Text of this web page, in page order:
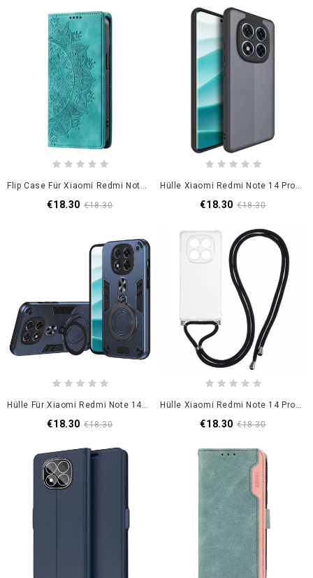
Flip Case Für Xiaomi Redmi Note 14 Pro 5g Mandala-Wildlederoptik
€18.30 €18.30
Hülle Xiaomi Redmi Note 14 Pro 5g Handyhülle Imak Ux-9b Serie
€18.30 €18.30
Hülle Für Xiaomi Redmi Note 14 Pro 5g Drehbarer Ständer
€18.30 €18.30
Hülle Xiaomi Redmi Note 14 Pro 5g Transparent
€18.30 €18.30